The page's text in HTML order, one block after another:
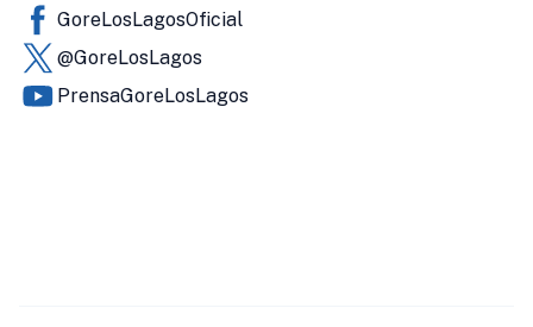
GoreLosLagosOficial
@GoreLosLagos
PrensaGoreLosLagos